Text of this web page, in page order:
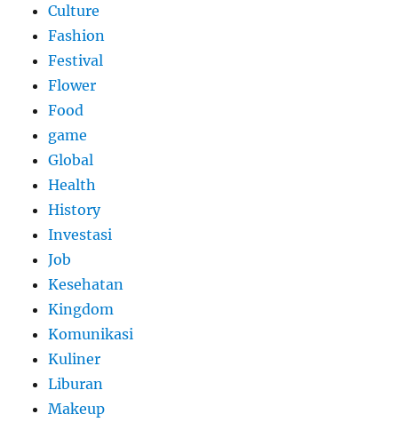
Culture
Fashion
Festival
Flower
Food
game
Global
Health
History
Investasi
Job
Kesehatan
Kingdom
Komunikasi
Kuliner
Liburan
Makeup